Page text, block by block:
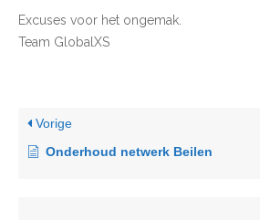
Excuses voor het ongemak.
Team GlobalXS
Vorige
Onderhoud netwerk Beilen